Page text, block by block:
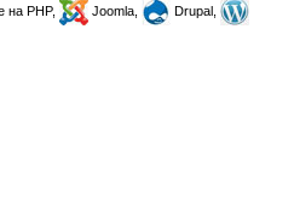
на PHP, Joomla,
Drupal,